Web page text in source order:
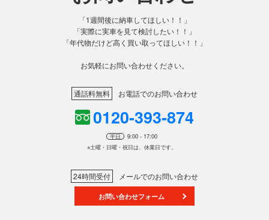
「1週間後に納車してほしい！！」
「実際に実車を見て検討したい！！」
「年代物だけど高く買い取ってほしい！！」
お気軽にお問い合わせください。
通話料無料 お電話でのお問い合わせ
0120-393-874
平日
9:00 - 17:00
※土曜・日曜・祝日は、休業日です。
24時間受付 メールでのお問い合わせ
お問い合わせフォーム